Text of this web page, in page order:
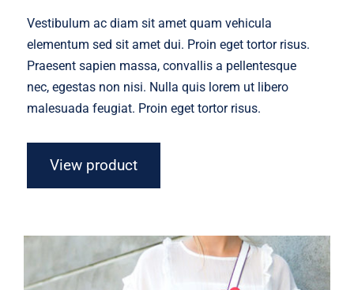
was:
is:
Vestibulum ac diam sit amet quam vehicula
elementum sed sit amet dui. Proin eget tortor risus.
Praesent sapien massa, convallis a pellentesque
nec, egestas non nisi. Nulla quis lorem ut libero
malesuada feugiat. Proin eget tortor risus.
View product